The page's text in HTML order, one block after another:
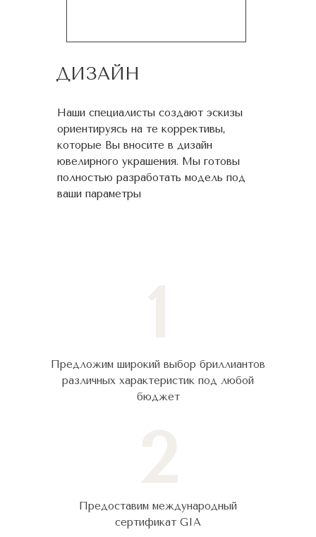
ДИЗАЙН
Наши специалисты создают эскизы
ориентируясь на те коррективы,
которые Вы вносите в дизайн
ювелирного украшения. Мы готовы
полностью разработать модель под
ваши параметры
Предложим широкий выбор бриллиантов
различных характеристик под любой
бюджет
Предоставим международный
сертификат GIA